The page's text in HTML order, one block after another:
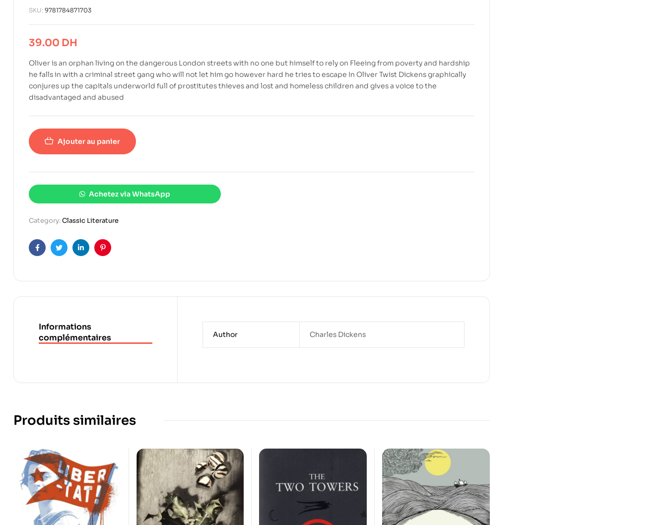
SKU: 9781784871703
39.00 DH
Oliver is an orphan living on the dangerous London streets with no one but himself to rely on Fleeing from poverty and hardship
he falls in with a criminal street gang who will not let him go however hard he tries to escape In Oliver Twist Dickens graphically
conjures up the capitals underworld full of prostitutes thieves and lost and homeless children and gives a voice to the
disadvantaged and abused
Ajouter au panier
Achetez via WhatsApp
Category:Classic Literature
FacebookTwitterLinkedinPinterest
Informations
complémentaires
Author Charles Dickens
Produits similaires